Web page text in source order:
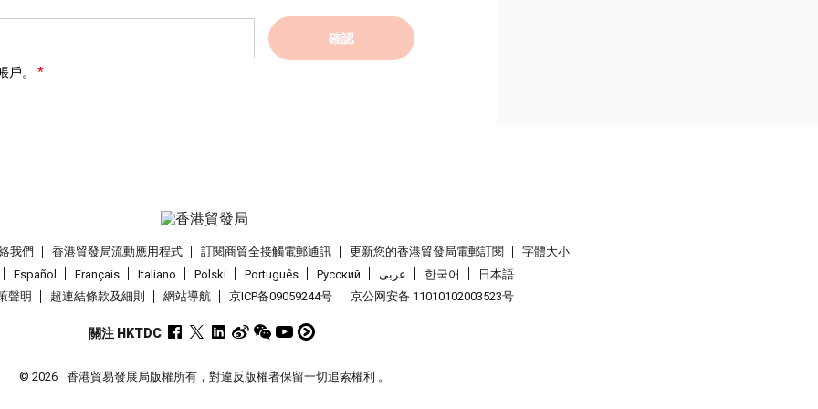
確認
。
我們 香港貿發局流動應用程式 訂閱商貿全接觸電郵通訊 更新您的香港貿發局電郵訂閱
字體大小
Español
Français Italiano Polski Português Pусский عربى 한국어
日本語
聲明
超連結條款及細則 網站導航 京ICP备09059244号 京公网安备 11010102003523号
關注 HKTDC
© 2026 香港貿易發展局版權所有，對違反版權者保留一切追索權利 。